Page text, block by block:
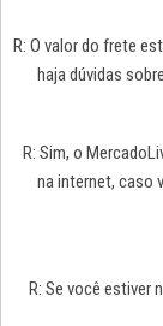
R: O valor do frete
haja dúvidas
R: Sim, o
na internet, caso
R: Se você estiver